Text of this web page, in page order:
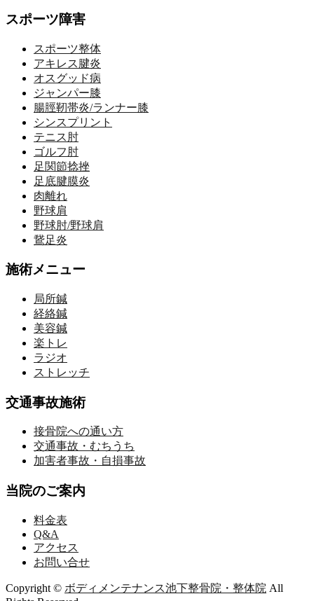
スポーツ障害
スポーツ整体
アキレス腱炎
オスグッド病
ジャンパー膝
腸脛靭帯炎/ランナー膝
シンスプリント
テニス肘
ゴルフ肘
足関節捻挫
足底腱膜炎
肉離れ
野球肩
野球肘/野球肩
鵞足炎
施術メニュー
局所鍼
経絡鍼
美容鍼
楽トレ
ラジオ
ストレッチ
交通事故施術
接骨院への通い方
交通事故・むちうち
加害者事故・自損事故
当院のご案内
料金表
Q&A
アクセス
お問い合せ
Copyright © ボディメンテナンス池下整骨院・整体院 All